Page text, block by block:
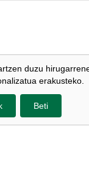
duzu
erakusteko.
Beti